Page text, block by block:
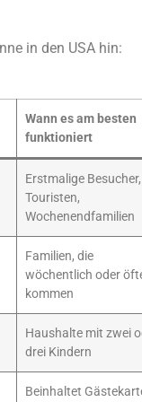
in den USA hin:
Wann es am besten
funktioniert
Erstmalige Besucher,
Touristen,
Wochenendfamilien
Familien, die
wöchentlich oder
kommen
Haushalte mit zwei
drei Kindern
Beinhaltet